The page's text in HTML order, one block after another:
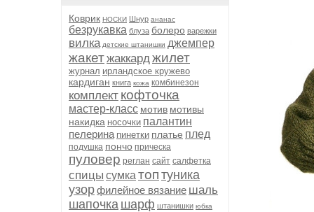
Коврик НОСКИ Шнур ананас
безрукавка блуза болеро варежки
вилка детские штанишки джемпер
жакетжаккарджилет
журнал ирландское кружево
кардиган книга кожа комбинезон
комплект кофточка
мастер-класс мотив мотивы
накидка носочки палантин
пелерина пинетки платье плед
подушка пончо прическа
пуловер реглан сайт салфетка
спицы сумка топ туника
узорфилейное вязание шаль
шапочка шарф штанишки юбка